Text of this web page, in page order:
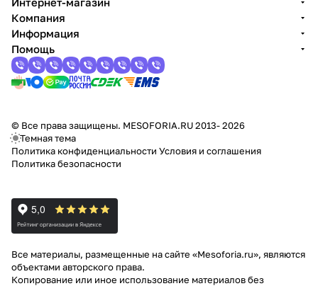
Компания
Информация
Помощь
© Все права защищены. MESOFORIA.RU 2013- 2026
Темная тема
Политика конфиденциальности Условия и соглашения
Политика безопасности
Все материалы, размещенные на сайте «Mesoforia.ru», являются
объектами авторского права.
Копирование или иное использование материалов без